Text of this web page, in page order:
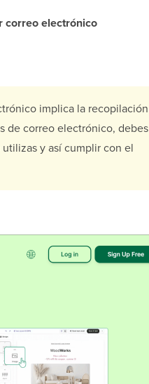
correo electrónico
implica la recopilación
de correo electrónico, debes
y así cumplir con el